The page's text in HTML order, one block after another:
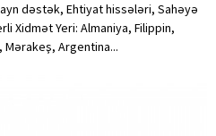
dəstək, Ehtiyat hissələri, Sahəyə
Xidmət Yeri: Almaniya, Filippin,
Argentina...